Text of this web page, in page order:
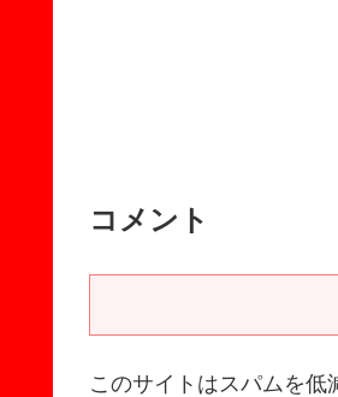
コメント
このサイトはスパムを低